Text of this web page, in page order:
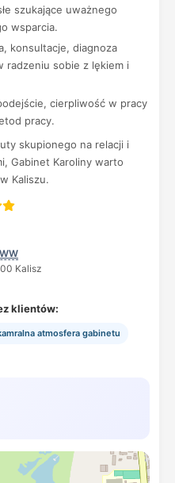
szukające uważnego
wsparcia.
konsultacje, diagnoza
radzeniu sobie z lękiem i
cierpliwość w pracy
pracy.
skupionego na relacji i
Gabinet Karoliny warto
Kaliszu.
Kalisz
klientów:
atmosfera gabinetu